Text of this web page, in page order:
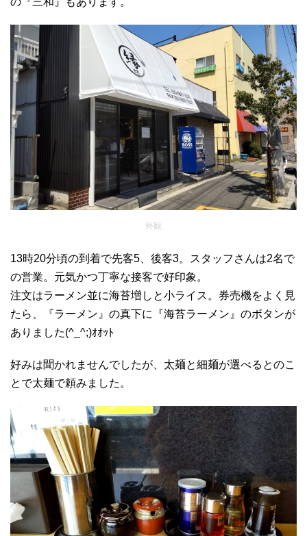
外観
13時20分頃の到着で先客5、後客3。スタッフさんは2名で
の営業。元気かつ丁寧な接客で好印象。
注文はラーメン並に海苔増しと小ライス。券売機をよく見
たら、『ラーメン』の真下に『海苔ラーメン』のボタンが
ありました(^_^;)ｵｵｯﾄ
好みは聞かれませんでしたが、太麺と細麺が選べるとのこ
とで太麺で頼みました。